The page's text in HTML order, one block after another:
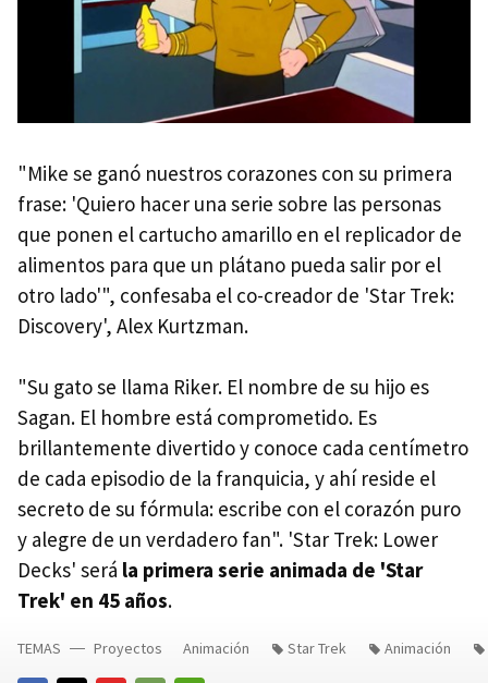
"Mike se ganó nuestros corazones con su primera
frase: 'Quiero hacer una serie sobre las personas
que ponen el cartucho amarillo en el replicador de
alimentos para que un plátano pueda salir por el
otro lado'", confesaba el co-creador de 'Star Trek:
Discovery', Alex Kurtzman.
"Su gato se llama Riker. El nombre de su hijo es
Sagan. El hombre está comprometido. Es
brillantemente divertido y conoce cada centímetro
de cada episodio de la franquicia, y ahí reside el
secreto de su fórmula: escribe con el corazón puro
y alegre de un verdadero fan". 'Star Trek: Lower
Decks' será la primera serie animada de 'Star
Trek' en 45 años.
TEMAS Proyectos Animación Star Trek Animación